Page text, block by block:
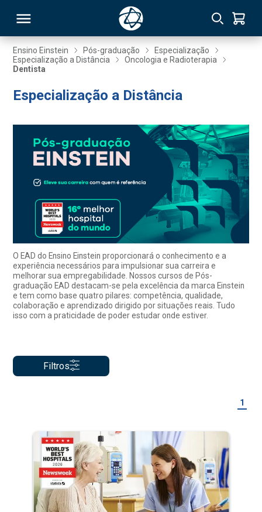
Ensino Einstein Pós-graduação
Especialização
Especialização a Distância
Oncologia e Radioterapia
Dentista
Especialização a Distância
O EAD do Ensino Einstein proporcionará o conhecimento e a
experiência necessários para impulsionar sua carreira e
melhorar sua empregabilidade. Nossos cursos de Pós-
graduação EAD destacam-se pela excelência da marca Einstein
e tem como base quatro pilares: competência, qualidade,
colaboração e aprendizado dirigido por situações reais. Tudo
isso com a praticidade de poder estudar onde estiver.
Filtros
1